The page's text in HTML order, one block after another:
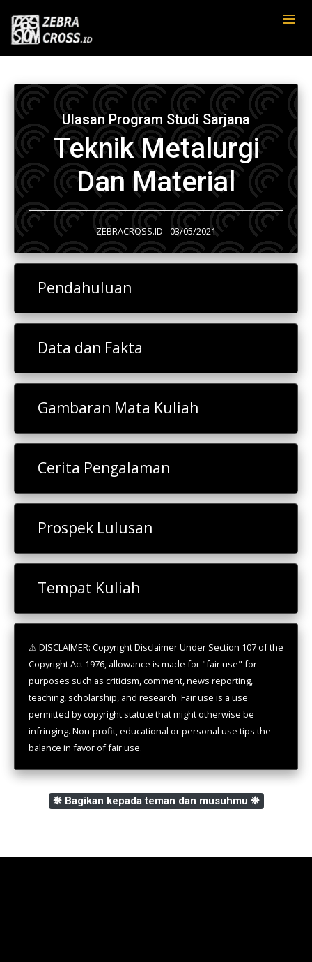
Ulasan Program Studi Sarjana
Teknik Metalurgi
Dan Material
ZEBRACROSS.ID - 03/05/2021
Pendahuluan
Data dan Fakta
Gambaran Mata Kuliah
Cerita Pengalaman
Prospek Lulusan
Tempat Kuliah
⚠ DISCLAIMER: Copyright Disclaimer Under Section 107 of the
Copyright Act 1976, allowance is made for "fair use" for
purposes such as criticism, comment, news reporting,
teaching, scholarship, and research. Fair use is a use
permitted by copyright statute that might otherwise be
infringing. Non-profit, educational or personal use tips the
balance in favor of fair use.
❉ Bagikan kepada teman dan musuhmu ❉